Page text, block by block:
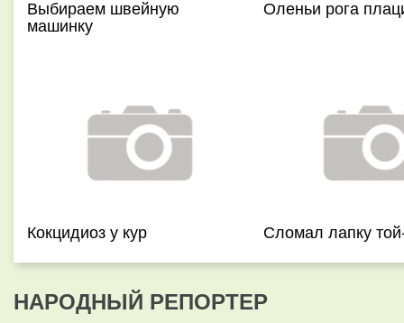
Выбираем швейную
машинку
Оленьи рога
Кокцидиоз у кур Сломал лапку
НАРОДНЫЙ РЕПОРТЕР